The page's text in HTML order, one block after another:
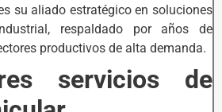
su aliado estratégico en soluciones
respaldado por años de
productivos de alta demanda.
servicios de